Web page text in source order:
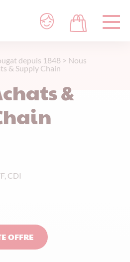
depuis 1848 > Nous
& Supply Chain
&
CDI
OFFRE